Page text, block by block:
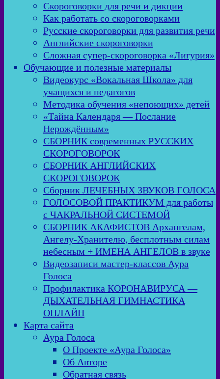
Скороговорки для речи и дикции
Как работать со скороговорками
Русские скороговорки для развития речи
Английские скороговорки
Сложная супер-скороговорка «Лигурия»
Обучающие и полезные материалы
Видеокурс «Вокальная Школа» для
учащихся и педагогов
Методика обучения «непоющих» детей
«Тайна Календаря — Послание
Нерождённым»
СБОРНИК современных РУССКИХ
СКОРОГОВОРОК
СБОРНИК АНГЛИЙСКИХ
СКОРОГОВОРОК
Сборник ЛЕЧЕБНЫХ ЗВУКОВ ГОЛОСА
ГОЛОСОВОЙ ПРАКТИКУМ для работы
с ЧАКРАЛЬНОЙ СИСТЕМОЙ
СБОРНИК АКАФИСТОВ Архангелам,
Ангелу-Хранителю, бесплотным силам
небесным + ИМЕНА АНГЕЛОВ в звуке
Видеозаписи мастер-классов Аура
Голоса
Профилактика КОРОНАВИРУСА —
ДЫХАТЕЛЬНАЯ ГИМНАСТИКА
ОНЛАЙН
Карта сайта
Аура Голоса
О Проекте «Аура Голоса»
Об Авторе
Обратная связь